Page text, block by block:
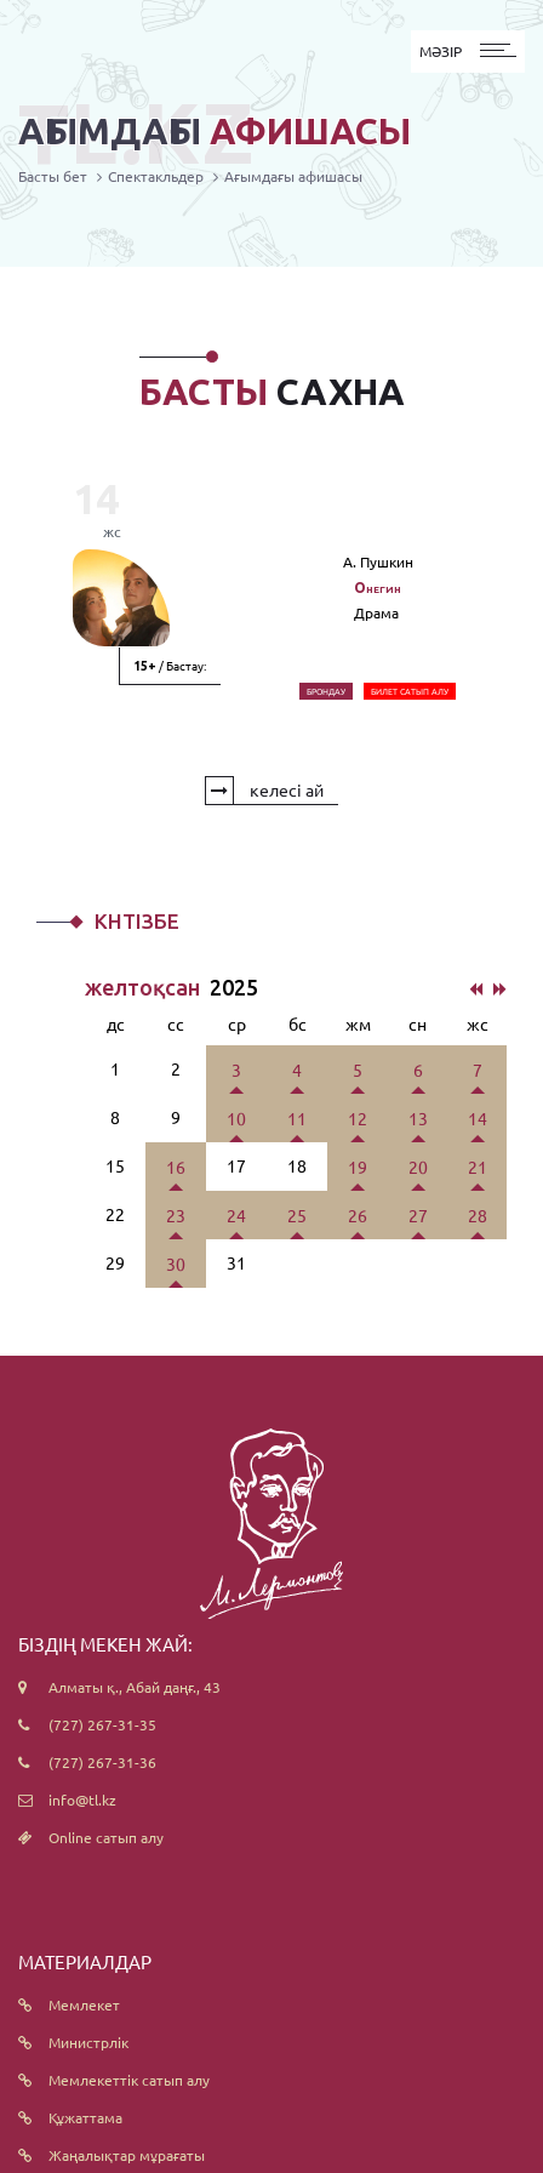
MӘЗІР
МӘЗІР
АҒЫМДАҒЫ АФИШАСЫ
TL.KZ
Басты бет Спектакльдер Ағымдағы афишасы
БАСТЫ САХНА
жс
15+ / Бастау:
А. Пушкин
Онегин
Драма
БРОНДАУ БИЛЕТ САТЫП АЛУ
келесі ай
КҮНТІЗБЕ
желтоқсан 2025
дс сс ср бс жм сн жс
1 2 3 4 5 6 7
8 9 10 11 12 13 14
15 16 17 18 19 20 21
22 23 24 25 26 27 28
29 30 31
БІЗДІҢ МЕКЕН ЖАЙ:
Алматы қ., Абай даңғ., 43
(727) 267-31-35
(727) 267-31-36
info@tl.kz
Online сатып алу
МАТЕРИАЛДАР
Мемлекет
Министрлік
Мемлекеттік сатып алу
Құжаттама
Жаңалықтар мұрағаты